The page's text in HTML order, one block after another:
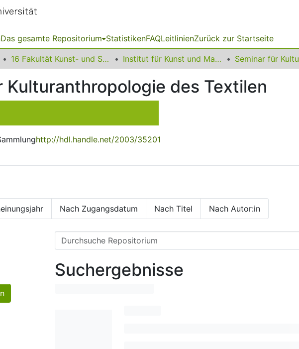
Das gesamte Repositorium StatistikenFAQLeitlinienZurück zur Startseite
16 Fakultät Kunst- und Sportwissenschaften Institut für Kunst und Materielle Kultur
Kulturanthropologie des Textilen
http://hdl.handle.net/2003/35201
Nach Zugangsdatum Nach Titel Nach Autor:in
Suchergebnisse